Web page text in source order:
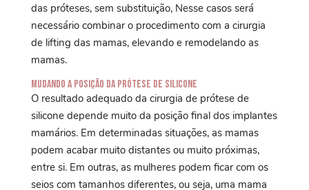
das próteses, sem substituição, Nesse casos será
necessário combinar o procedimento com a cirurgia
de lifting das mamas, elevando e remodelando as
mamas.
Mudando a posição da Prótese de Silicone
O resultado adequado da cirurgia de prótese de
silicone depende muito da posição final dos implantes
mamários. Em determinadas situações, as mamas
podem acabar muito distantes ou muito próximas,
entre si. Em outras, as mulheres podem ficar com os
seios com tamanhos diferentes, ou seja, uma mama